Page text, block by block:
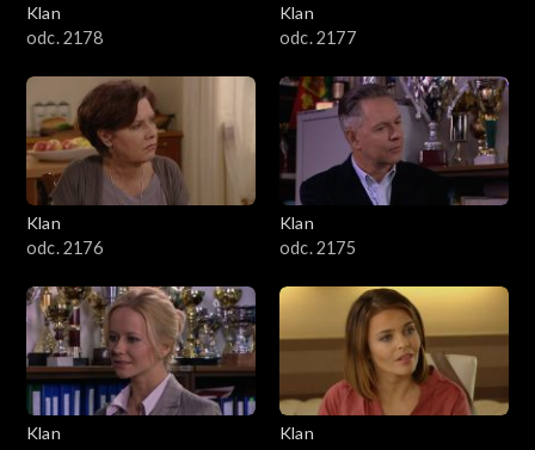
501–600
401–500
301–400
201–300
101–200
1–100
Klan
odc. 2178
Klan
odc. 2177
Klan
odc. 2176
Klan
odc. 2175
Klan
Klan